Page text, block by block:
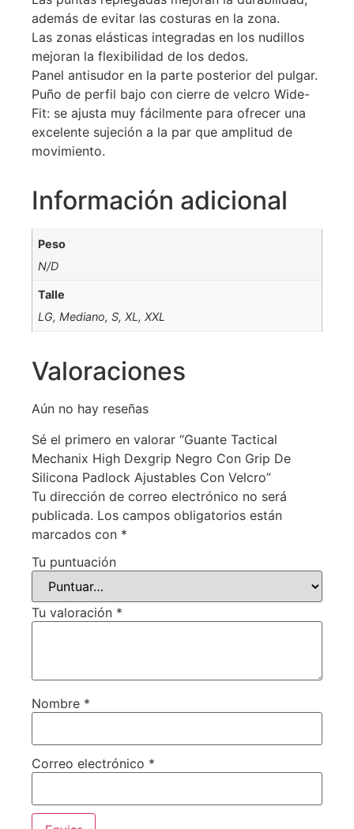
además de evitar las costuras en la zona.
Las zonas elásticas integradas en los nudillos
mejoran la flexibilidad de los dedos.
Panel antisudor en la parte posterior del pulgar.
Puño de perfil bajo con cierre de velcro Wide-
Fit: se ajusta muy fácilmente para ofrecer una
excelente sujeción a la par que amplitud de
movimiento.
Información adicional
Peso
N/D
Talle
LG, Mediano, S, XL, XXL
Valoraciones
Aún no hay reseñas
Sé el primero en valorar “Guante Tactical
Mechanix High Dexgrip Negro Con Grip De
Silicona Padlock Ajustables Con Velcro”
Tu dirección de correo electrónico no será
publicada. Los campos obligatorios están
marcados con *
Tu puntuación
Tu valoración *
Nombre *
Correo electrónico *